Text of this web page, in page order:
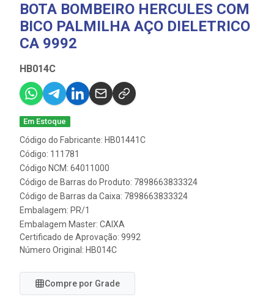
BOTA BOMBEIRO HERCULES COM
BICO PALMILHA AÇO DIELETRICO
CA 9992
HB014C
Em Estoque
Código do Fabricante: HB01441C
Código: 111781
Código NCM: 64011000
Código de Barras do Produto: 7898663833324
Código de Barras da Caixa: 7898663833324
Embalagem: PR/1
Embalagem Master: CAIXA
Certificado de Aprovação: 9992
Número Original: HB014C
Compre por Grade